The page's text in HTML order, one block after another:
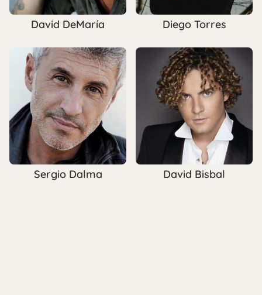
David DeMaría Diego Torres
Sergio Dalma David Bisbal